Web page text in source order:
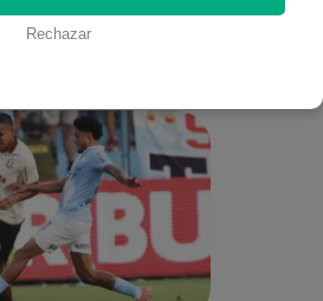
Rechazar